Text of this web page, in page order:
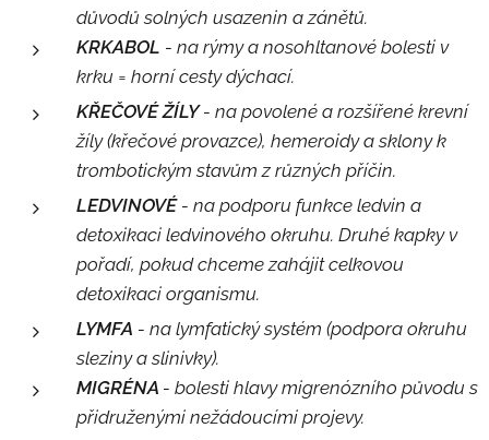
důvodů solných usazenin a zánětů.
KRKABOL - na rýmy a nosohltanové bolesti v
krku = horní cesty dýchací.
KŘEČOVÉ ŽÍLY- na povolené a rozšířené krevní
žíly (křečové provazce), hemeroidy a sklony k
trombotickým stavům z různých příčin.
LEDVINOVÉ - na podporu funkce ledvin a
detoxikaci ledvinového okruhu. Druhé kapky v
pořadí, pokud chceme zahájit celkovou
detoxikaci organismu.
LYMFA - na lymfatický systém (podpora okruhu
sleziny a slinivky).
MIGRÉNA - bolesti hlavy migrenózního původu s
přidruženými nežádoucími projevy.